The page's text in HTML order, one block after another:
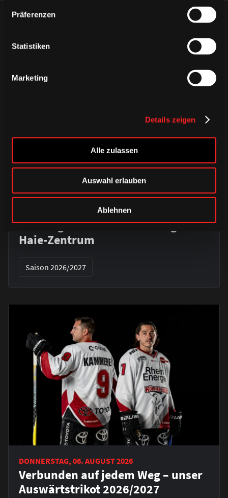
Präferenzen
Statistiken
Marketing
Details zeigen
Alle zulassen
Auswahl erlauben
Ablehnen
DONNERSTAG, 06. AUGUST 2026
Alle Infos zum öffentlichen
Trainingsauftakt am Sonntag im
Haie-Zentrum
Saison 2026/2027
DONNERSTAG, 06. AUGUST 2026
Verbunden auf jedem Weg – unser
Auswärtstrikot 2026/2027